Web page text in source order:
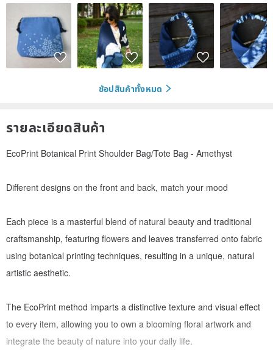
ช้อปสินค้าทั้งหมด
รายละเอียดสินค้า
EcoPrint Botanical Print Shoulder Bag/Tote Bag - Amethyst
Different designs on the front and back, match your mood
Each piece is a masterful blend of natural beauty and traditional
craftsmanship, featuring flowers and leaves transferred onto fabric
using botanical printing techniques, resulting in a unique, natural
artistic aesthetic.
The EcoPrint method imparts a distinctive texture and visual effect
to every item, allowing you to own a blooming floral artwork and
integrate the beauty of nature into your daily life.